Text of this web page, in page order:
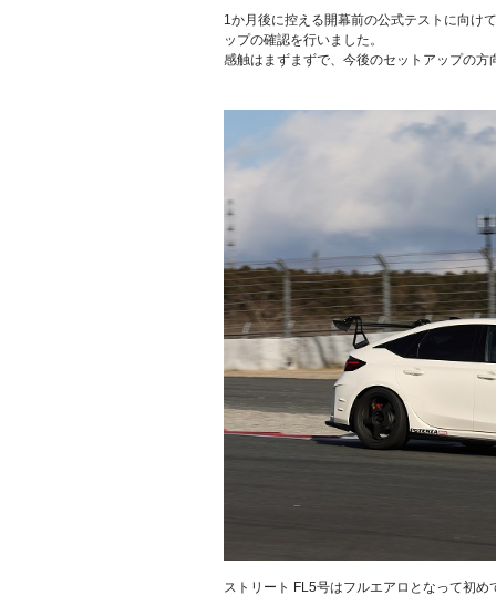
1か月後に控える開幕前の公式テストに向け
ップの確認を行いました。
感触はまずまずで、今後のセットアップの方
ストリート FL5号はフルエアロとなって初め